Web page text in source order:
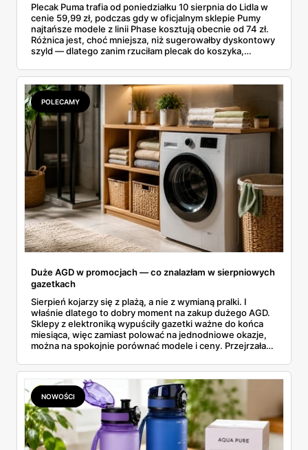
Plecak Puma trafia od poniedziałku 10 sierpnia do Lidla w
cenie 59,99 zł, podczas gdy w oficjalnym sklepie Pumy
najtańsze modele z linii Phase kosztują obecnie od 74 zł.
Różnica jest, choć mniejsza, niż sugerowałby dyskontowy
szyld — dlatego zanim rzuciłam plecak do koszyka,
rozpiska: co dokładnie sprzedaje Lidl, ile kosztują
odpowiedniki u producenta i komu ten zakup naprawdę
się opłaci.
POLECAMY
Duże AGD w promocjach — co znalazłam w sierpniowych
gazetkach
Sierpień kojarzy się z plażą, a nie z wymianą pralki. I
właśnie dlatego to dobry moment na zakup dużego AGD.
Sklepy z elektroniką wypuściły gazetki ważne do końca
miesiąca, więc zamiast polować na jednodniowe okazje,
można na spokojnie porównać modele i ceny. Przejrzałam
znalazłam, z cenami i terminami.
NOWOŚCI